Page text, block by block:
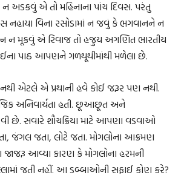
ન અડકવું એ તો મહિનાના પાંચ દિવસ. પરંતુ
નહાયા વિના રસોડામાં ન જવું કે ભગવાનને ન
ન મૂકવું એ રિવાજ તો હજુય અગણિત ભારતીય
પાઠ આપણને ગળથૂથીમાંથી મળેલા છે.
એટલે એ પ્રથાની હવે કોઈ જરૂર પણ નથી.
અનિવાર્યતા હતી. છૂઆછૂત અને
છે. સવારે શૌચક્રિયા માટે આપણા વડવાઓ
જંગલ જતા, લોટે જતા. મોગલોના આક્રમણ
જાજરૂ આવ્યા કારણ કે મોગલોના હરમની
જતી નહીં. આ ડબ્બાઓની સફાઈ કોણ કરે?